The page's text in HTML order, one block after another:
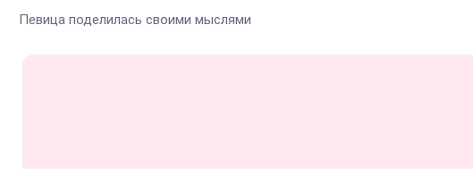
Певица поделилась своими мыслями